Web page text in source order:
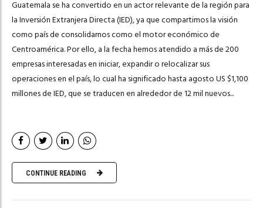
Guatemala se ha convertido en un actor relevante de la región para
la Inversión Extranjera Directa (IED), ya que compartimos la visión
como país de consolidarnos como el motor económico de
Centroamérica. Por ello, a la fecha hemos atendido a más de 200
empresas interesadas en iniciar, expandir o relocalizar sus
operaciones en el país, lo cual ha significado hasta agosto US $1,100
millones de IED, que se traducen en alrededor de 12 mil nuevos...
CONTINUE READING